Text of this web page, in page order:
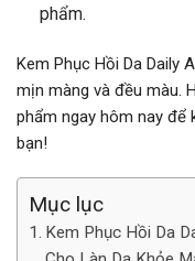
phẩm.
Kem Phục Hồi Da Daily
mịn màng và đều màu.
phẩm ngay hôm nay để
bạn!
Mục lục
Kem Phục Hồi Da